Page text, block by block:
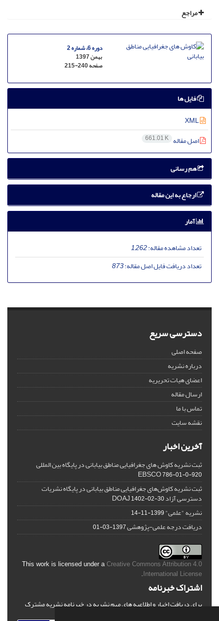
مراجع
دوره 6، شماره 2
بهمن 1397
صفحه215-240
فایل ها
اصل مقاله 661.01 K
هم رسانی
ارجاع به این مقاله
آمار
تعداد مشاهده مقاله:1,262
تعداد دریافت فایل اصل مقاله:873
دسترسی سریع
صفحه اصلی
درباره نشریه
اعضای هیات تحریریه
ارسال مقاله
تماس با ما
نقشه سایت
آخرین اخبار
ثبت نشریه کاوش های جغرافیایی مناطق بیابانی در پایگاه بین المللی
EBSCO786-01-0-920
ثبت نشریه کاوش‌های جغرافیایی مناطق بیابانی در پایگاه نشریات
دسترسی آزاد DOAJ1402-02-30
نشریه "علمی"1399-11-14
دریافت درجه علمی-پژوهشی1397-03-01
This work is licensed under a Creative Commons Attribution 4.0
International License
اشتراک خبرنامه
برای دریافت اخبار و اطلاعیه های مهم نشریه در خبرنامه نشریه مشترک